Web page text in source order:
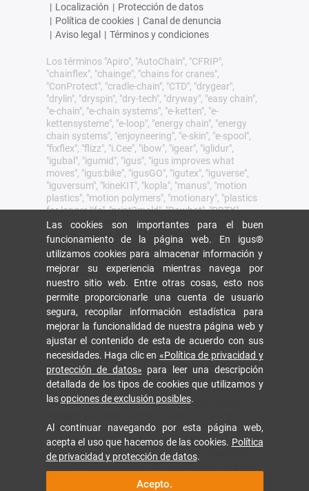
| Localización | Protección de datos
| Política de cookies | Canal de denuncia
| Aviso legal | Términos y condiciones
Los términos "Apiro", "AutoChain", "CFRIP",
"chainflex", "chainge", "chains for cranes",
"ConProtect", "cradle-chain", "CTD", "drygear",
"drylin", "dryspin", "dry-tech", "dryway", "easy chain",
"e-chain", "e-chain systems", "e-ketten", "e-
kettensysteme", "e-loop", "energy chain", "energy
chain systems", "enjoyneering", "e-skin", "e-spool",
"fixflex", "flizz", "i.Cee", "ibow", "igear", "iglidur",
"igubal", "igumid", "igus", "igus improves what
moves", "igus:bike", "igusGO", "igutex", "iguverse",
"iguversum", "kineKIT", "kopla", "manus", "motion
plastics", "motion polymers", "motionary", "plastics
for longer life", "print2mold", "Rawbot", "RBTX",
"readycable", "readychain", "ReBeL", "ReCyycle",
"reguse", "robolink", "Rohbot", "savfe", "speedigus",
"superwise", "take the dryway", "tribofilament",
"tribotape", "triflex", "twisterchain", "when it moves,
igus improves", "xirodur", "xiros" y "yes" son marcas
comerciales legalmente protegidas de igus® SE &
Co. KG en la República Federal de Alemania y otros
países. Esta es una lista no exhaustiva de las
marcas comerciales de igus SE & Co. KG o de
empresas afiliadas de igus en Alemania, la Unión
Europea, EE.UU. y/u otros países o jurisdicciones.
igus® SE & Co. KG puntualiza que no vende ningún
producto de las empresas Allen Bradley, B&R,
Baumüller, Beckhoff, Lahr, Control Techniques,
Danaher Motion, ELAU, FAGOR, FANUC, Festo,
Mitsubishi, NUM, Parker, Bosch Rexroth, SEW,
Siemens, Stöber y cualquier otro fabricante
mencionado en esta página web. Los productos
que ofrece igus® S.L.U. son los de igus® SE & Co.
Las cookies son importantes para el buen
funcionamiento de la página web. En igus®
utilizamos cookies para almacenar información y
mejorar su experiencia mientras navega por
nuestro sitio web. Entre otras cosas, esto nos
permite proporcionarle una cuenta de usuario
segura, recopilar información estadística para
mejorar la funcionalidad de nuestra página web y
ajustar el contenido de esta de acuerdo con sus
necesidades. Haga clic en «Política de privacidad y
protección de datos» para leer una descripción
detallada de los tipos de cookies que utilizamos y
lasopciones de exclusión posibles.
Al continuar navegando por esta página web,
acepta el uso que hacemos de las cookies. Política
de privacidad y protección de datos.
Acepto.